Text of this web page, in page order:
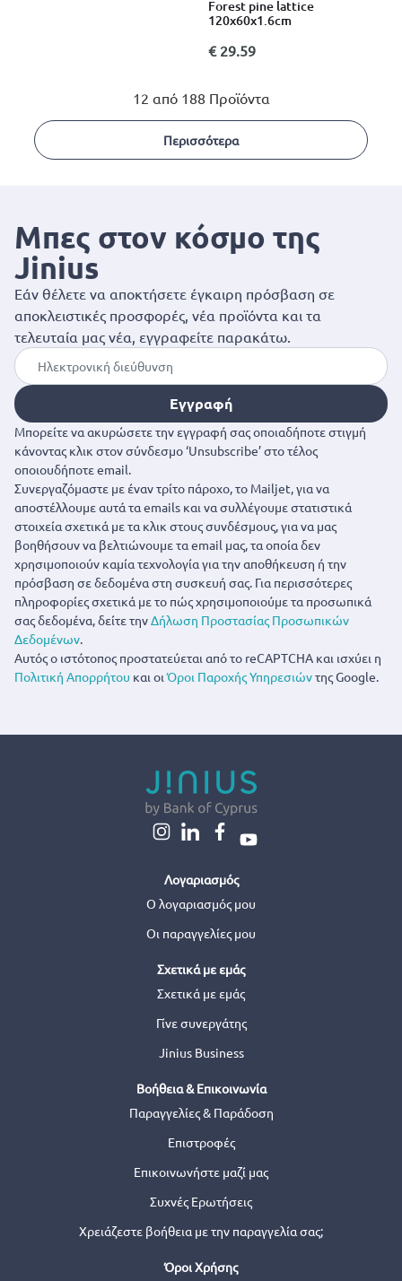
Forest pine lattice
120x60x1.6cm
€ 29.59
12 από 188 Προϊόντα
Περισσότερα
Μπες στον κόσμο της
Jinius
Εάν θέλετε να αποκτήσετε έγκαιρη πρόσβαση σε
αποκλειστικές προσφορές, νέα προϊόντα και τα
τελευταία μας νέα, εγγραφείτε παρακάτω.
Εγγραφή
Μπορείτε να ακυρώσετε την εγγραφή σας οποιαδήποτε στιγμή
κάνοντας κλικ στον σύνδεσμο ‘Unsubscribe’ στο τέλος
οποιουδήποτε email.
Συνεργαζόμαστε με έναν τρίτο πάροχο, το Mailjet, για να
αποστέλλουμε αυτά τα emails και να συλλέγουμε στατιστικά
στοιχεία σχετικά με τα κλικ στους συνδέσμους, για να μας
βοηθήσουν να βελτιώνουμε τα email μας, τα οποία δεν
χρησιμοποιούν καμία τεχνολογία για την αποθήκευση ή την
πρόσβαση σε δεδομένα στη συσκευή σας. Για περισσότερες
πληροφορίες σχετικά με το πώς χρησιμοποιούμε τα προσωπικά
σας δεδομένα, δείτε τηνΔήλωση Προστασίας Προσωπικών
Δεδομένων.
Αυτός ο ιστότοπος προστατεύεται από το reCAPTCHA και ισχύει η
Πολιτική Απορρήτου και οιΌροι Παροχής Υπηρεσιώντης Google.
Λογαριασμός
Ο λογαριασμός μου
Οι παραγγελίες μου
Σχετικά με εμάς
Σχετικά με εμάς
Γίνε συνεργάτης
Jinius Business
Βοήθεια & Επικοινωνία
Παραγγελίες & Παράδοση
Επιστροφές
Επικοινωνήστε μαζί μας
Συχνές Ερωτήσεις
Χρειάζεστε βοήθεια με την παραγγελία σας;
Όροι Χρήσης